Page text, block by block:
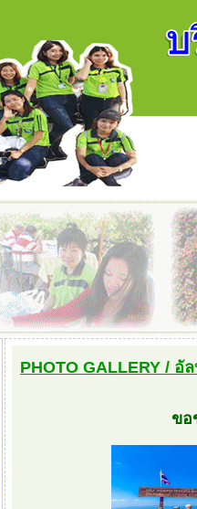
PHOTO GALLERY / อั
ขอ